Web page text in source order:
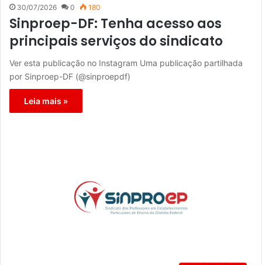
30/07/2026 0 180
Sinproep-DF: Tenha acesso aos
principais serviços do sindicato
Ver esta publicação no Instagram Uma publicação partilhada
por Sinproep-DF (@sinproepdf)
Leia mais »